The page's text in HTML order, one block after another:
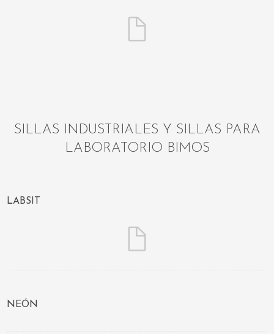
SILLAS INDUSTRIALES Y SILLAS PARA
LABORATORIO BIMOS
LABSIT
NEÓN